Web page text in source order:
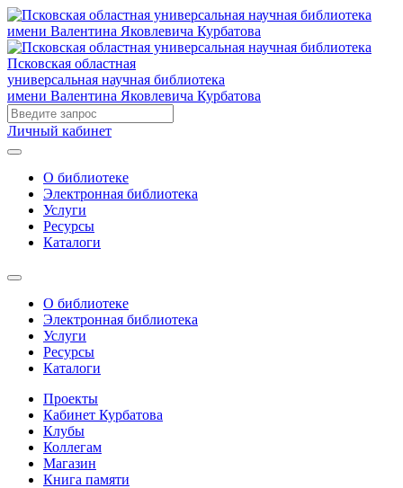
Псковская областная
универсальная научная библиотека
имени Валентина Яковлевича Курбатова
Личный кабинет
О библиотеке
Электронная библиотека
Услуги
Ресурсы
Каталоги
О библиотеке
Электронная библиотека
Услуги
Ресурсы
Каталоги
Проекты
Кабинет Курбатова
Клубы
Коллегам
Магазин
Книга памяти